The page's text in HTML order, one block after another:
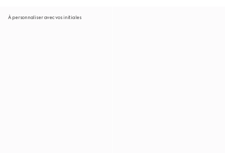
À personnaliser avec vos initiales